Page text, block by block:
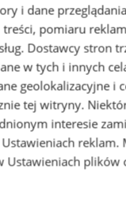
w
i dane
pomiaru
Dostawcy stron
w tych i innych
geolokalizacyjne i
tej witryny.
interesie
Ustawieniach reklam.
Ustawieniach plików